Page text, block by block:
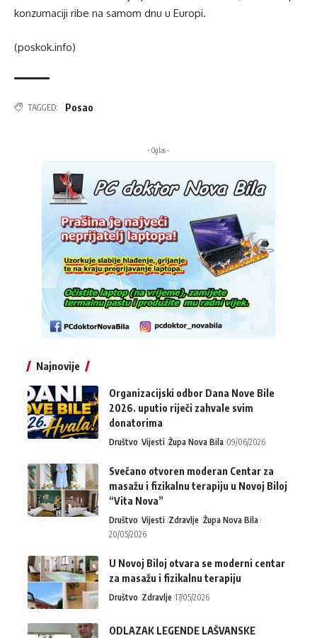
konzumaciji ribe na samom dnu u Europi.
(poskok.info)
TAGGED: Posao
- Oglas -
Najnovije
Organizacijski odbor Dana Nove Bile
2026. uputio riječi zahvale svim
donatorima
Društvo Vijesti Župa Nova Bila 09/06/2026
Svečano otvoren moderan Centar za
masažu i fizikalnu terapiju u Novoj Biloj
“Vita Nova”
Društvo Vijesti Zdravlje Župa Nova Bila
20/05/2026
U Novoj Biloj otvara se moderni centar
za masažu i fizikalnu terapiju
Društvo Zdravlje 17/05/2026
ODLAZAK LEGENDE LAŠVANSKE